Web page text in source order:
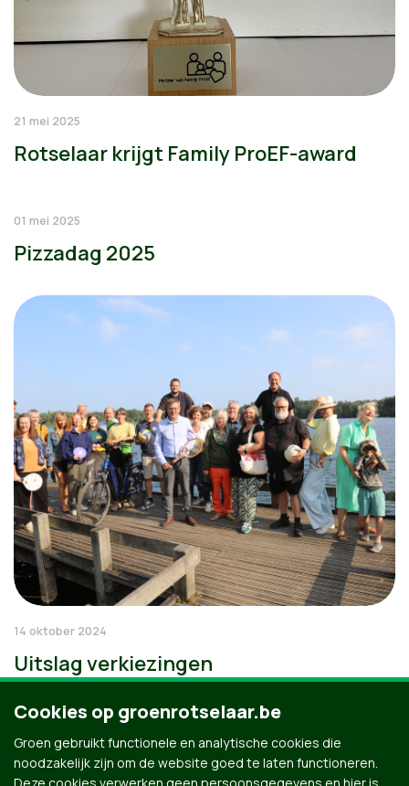
21 mei 2025
Rotselaar krijgt Family ProEF-award
01 mei 2025
Pizzadag 2025
14 oktober 2024
Uitslag verkiezingen
Cookies op groenrotselaar.be
Groen gebruikt functionele en analytische cookies die
noodzakelijk zijn om de website goed te laten functioneren.